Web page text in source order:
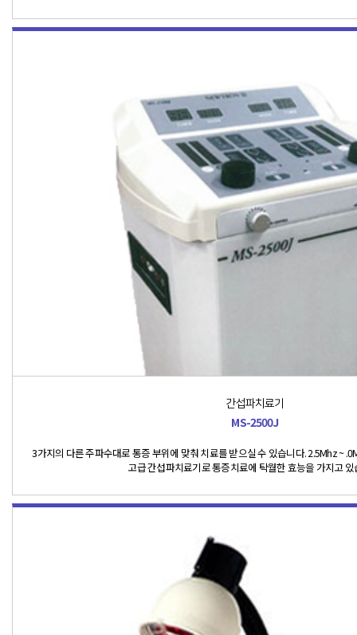
간섭파치료기
MS-2500J
3가지의 다른 주파수대로 통증 부위에 맞춰 치료를 받으실 수 있습니다. 2.5Mhz ~
고급 간섭파치료기로 통증치료에 탁월한 효능을 가지고 있